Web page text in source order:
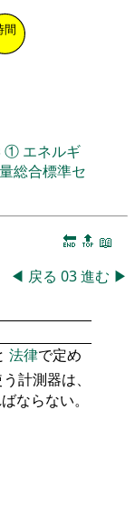
間
① エネルギ
総合標準セ
🔚 🔝 📖
◀ 戻る 03進む ▶
法律で定め
計測器は、
ならない。